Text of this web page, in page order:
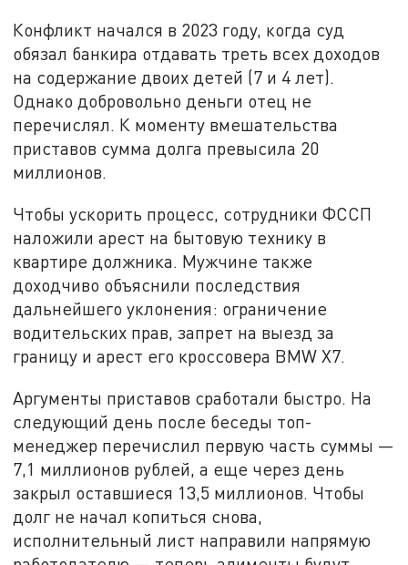
Конфликт начался в 2023 году, когда суд
обязал банкира отдавать треть всех доходов
на содержание двоих детей (7 и 4 лет).
Однако добровольно деньги отец не
перечислял. К моменту вмешательства
приставов сумма долга превысила 20
миллионов.
Чтобы ускорить процесс, сотрудники ФССП
наложили арест на бытовую технику в
квартире должника. Мужчине также
доходчиво объяснили последствия
дальнейшего уклонения: ограничение
водительских прав, запрет на выезд за
границу и арест его кроссовера BMW X7.
Аргументы приставов сработали быстро. На
следующий день после беседы топ-
менеджер перечислил первую часть суммы —
7,1 миллионов рублей, а еще через день
закрыл оставшиеся 13,5 миллионов. Чтобы
долг не начал копиться снова,
исполнительный лист направили напрямую